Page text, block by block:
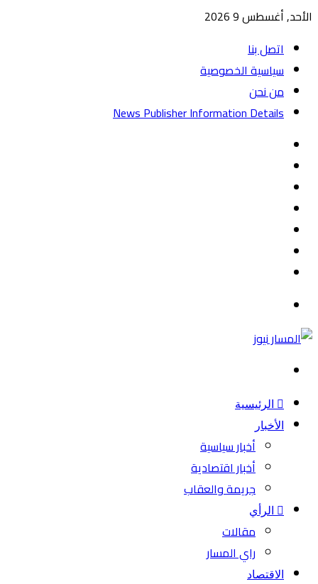
الأحد, أغسطس 9 2026
اتصل بنا
سياسية الخصوصية
من نحن
News Publisher Information Details
الرئيسية
الأخبار
أخبار سياسية
أخبار اقتصادية
جريمة والعقاب
الرأي
مقالات
راي المسار
الاقتصاد